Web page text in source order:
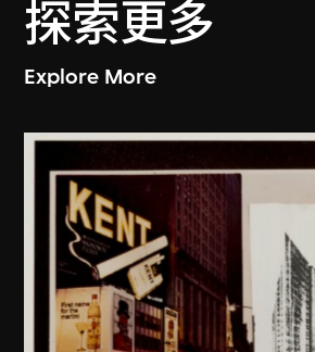
探索更多
Explore More